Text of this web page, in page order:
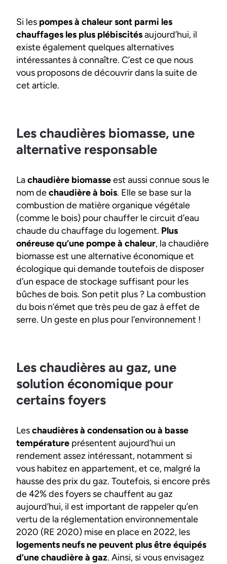
Si les pompes à chaleur sont parmi les
chauffages les plus plébiscitésaujourd’hui, il
existe également quelques alternatives
intéressantes à connaître. C’est ce que nous
vous proposons de découvrir dans la suite de
cet article.
Les chaudières biomasse, une
alternative responsable
Lachaudière biomasseest aussi connue sous le
nom dechaudière à bois. Elle se base sur la
combustion de matière organique végétale
(comme le bois) pour chauffer le circuit d’eau
chaude du chauffage du logement. Plus
onéreuse qu’une pompe à chaleur, la chaudière
biomasse est une alternative économique et
écologique qui demande toutefois de disposer
d’un espace de stockage suffisant pour les
bûches de bois. Son petit plus ? La combustion
du bois n’émet que très peu de gaz à effet de
serre. Un geste en plus pour l’environnement !
Les chaudières au gaz, une
solution économique pour
certains foyers
Leschaudières à condensation ou à basse
température présentent aujourd’hui un
rendement assez intéressant, notamment si
vous habitez en appartement, et ce, malgré la
hausse des prix du gaz. Toutefois, si encore près
de 42% des foyers se chauffent au gaz
aujourd’hui, il est important de rappeler qu’en
vertu de la réglementation environnementale
2020 (RE 2020) mise en place en 2022, les
logements neufs ne peuvent plus être équipés
d’une chaudière à gaz. Ainsi, si vous envisagez